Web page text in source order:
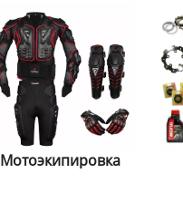
Мотоэкипировка